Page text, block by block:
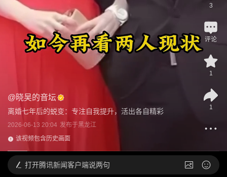
@晓吴的音坛
离婚七年后的蜕变：专注自我提升，活出各自精彩
2026-06-13 20:04 发布于黑龙江
该视频包含历史画面
3
评论
1
1
打开腾讯新闻客户端说两句